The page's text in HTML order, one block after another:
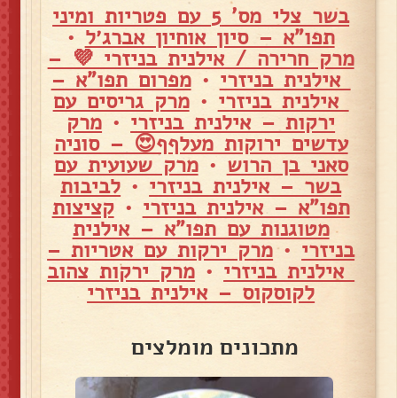
בשר צלי מס' 5 עם פטריות ומיני
תפו"א – סיון אוחיון אברג׳ל •
מרק חרירה / אילנית בניזרי 💜 –
אילנית בניזרי •מפרום תפו"א –
אילנית בניזרי •מרק גריסים עם
ירקות – אילנית בניזרי • מרק
עדשים ירוקות מעלףף😍 – סוניה
סאני בן הרוש •מרק שעועית עם
בשר – אילנית בניזרי • לביבות
תפו"א – אילנית בניזרי •קציצות
מטוגנות עם תפו"א – אילנית
בניזרי •מרק ירקות עם אטריות –
אילנית בניזרי • מרק ירקות צהוב
לקוסקוס – אילנית בניזרי
מתכונים מומלצים